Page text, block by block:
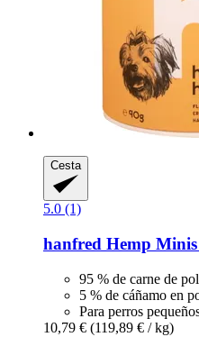
Cesta
5.0 (1)
hanfred Hemp
95 % de carne de
5 % de cáñamo en
Para perros
10,79 € (119,89 € / kg)